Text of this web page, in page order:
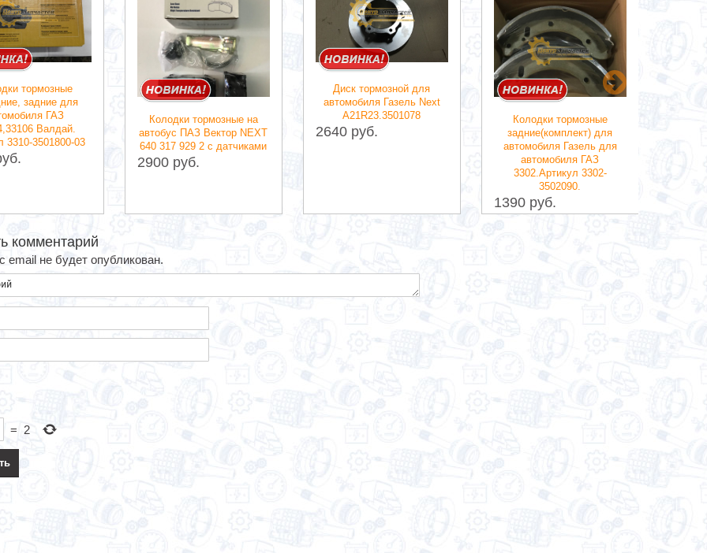
тормозные
задние для
ГАЗ
Валдай.
3310-3501800-03
Колодки тормозные на
автобус ПАЗ Вектор NEXT
640 317 929 2 c датчиками
2900 руб.
Диск тормозной для
автомобиля Газель Next
A21R23.3501078
2640 руб.
Колодки тормозные
задние(комплект) для
автомобиля Газель для
автомобиля ГАЗ
3302.Артикул 3302-
3502090.
1390 руб.
комментарий
email не будет опубликован.
= 2